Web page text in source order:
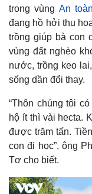
trong vùng An
đang hồ hởi thu
trồng giúp bà con
vùng đất nghèo
nước, trồng keo
sống dần đổi thay.
“Thôn chúng tôi
hộ ít thì vài hecta.
được trăm tấn.
con đi học”, ông
Tơ cho biết.